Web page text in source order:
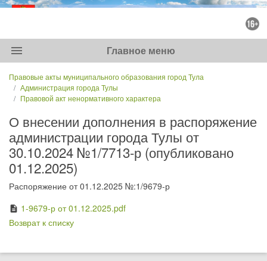
menu Главное меню
Правовые акты муниципального образования город Тула
Администрация города Тулы
Правовой акт ненормативного характера
О внесении дополнения в распоряжение
администрации города Тулы от
30.10.2024 №1/7713-р (опубликовано
01.12.2025)
Распоряжение от 01.12.2025 №:1/9679-р
description 1-9679-р от 01.12.2025.pdf
Возврат к списку